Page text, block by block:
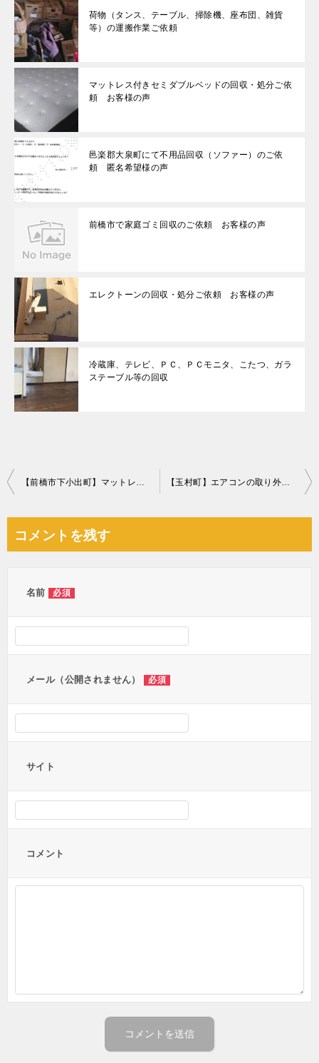
荷物（タンス、テーブル、掃除機、座布団、雑貨
等）の運搬作業ご依頼
マットレス付きセミダブルベッドの回収・処分ご依
頼 お客様の声
邑楽郡大泉町にて不用品回収（ソファー）のご依
頼 匿名希望様の声
前橋市で家庭ゴミ回収のご依頼 お客様の声
エレクトーンの回収・処分ご依頼 お客様の声
冷蔵庫、テレビ、ＰＣ、ＰＣモニタ、こたつ、ガラ
ステーブル等の回収
投
ビ
【前橋市下小出町】マットレスや冷蔵庫などの不用品回収 お客様の声 【玉村町】エアコンの取り外しと回収☆取り外しから全部一緒にお願いできて助かったとお喜びいただけました！
コメントを残す
名前 必須
メール（公開されません） 必須
サイト
コメント